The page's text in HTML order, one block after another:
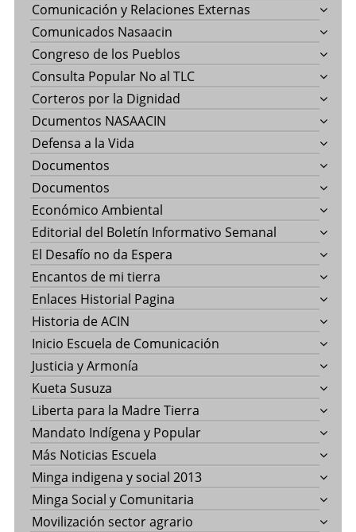
Comunicación y Relaciones Externas
Comunicados Nasaacin
Congreso de los Pueblos
Consulta Popular No al TLC
Corteros por la Dignidad
Dcumentos NASAACIN
Defensa a la Vida
Documentos
Documentos
Económico Ambiental
Editorial del Boletín Informativo Semanal
El Desafío no da Espera
Encantos de mi tierra
Enlaces Historial Pagina
Historia de ACIN
Inicio Escuela de Comunicación
Justicia y Armonía
Kueta Susuza
Liberta para la Madre Tierra
Mandato Indígena y Popular
Más Noticias Escuela
Minga indigena y social 2013
Minga Social y Comunitaria
Movilización sector agrario